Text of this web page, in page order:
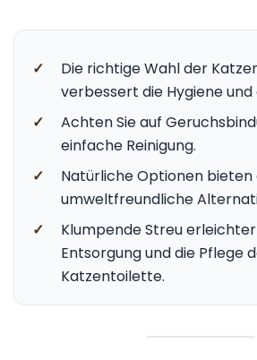
✓
Die richtige Wahl der
verbessert die Hygiene
✓
Achten Sie auf
einfache Reinigung.
✓
Natürliche Optionen bieten
umweltfreundliche
✓
Klumpende Streu
Entsorgung und die Pflege
Katzentoilette.